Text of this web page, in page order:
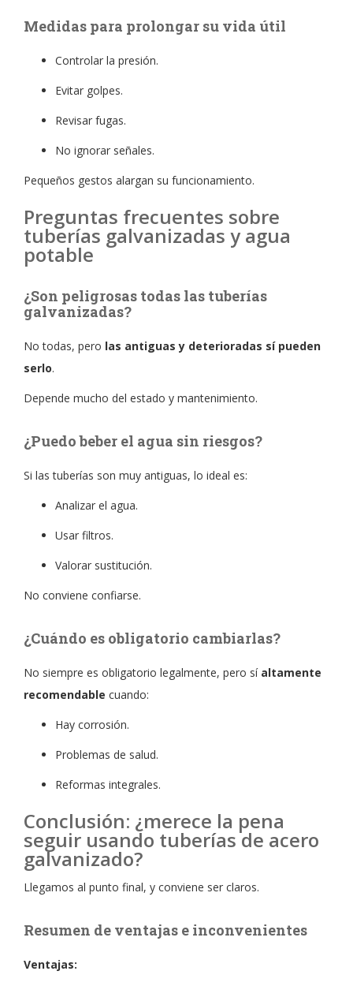
Medidas para prolongar su vida útil
Controlar la presión.
Evitar golpes.
Revisar fugas.
No ignorar señales.
Pequeños gestos alargan su funcionamiento.
Preguntas frecuentes sobre
tuberías galvanizadas y agua
potable
¿Son peligrosas todas las tuberías
galvanizadas?
No todas, pero las antiguas y deterioradas sí pueden
serlo.
Depende mucho del estado y mantenimiento.
¿Puedo beber el agua sin riesgos?
Si las tuberías son muy antiguas, lo ideal es:
Analizar el agua.
Usar filtros.
Valorar sustitución.
No conviene confiarse.
¿Cuándo es obligatorio cambiarlas?
No siempre es obligatorio legalmente, pero sí altamente
recomendable cuando:
Hay corrosión.
Problemas de salud.
Reformas integrales.
Conclusión: ¿merece la pena
seguir usando tuberías de acero
galvanizado?
Llegamos al punto final, y conviene ser claros.
Resumen de ventajas e inconvenientes
Ventajas: